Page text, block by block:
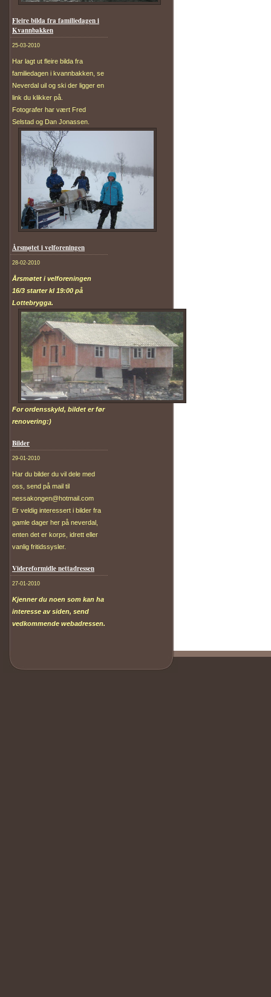
Fleire bilda fra familiedagen i
Kvannbakken
25-03-2010
Har lagt ut fleire bilda fra
familiedagen i kvannbakken, se
Neverdal uil og ski der ligger en
link du klikker på.
Fotografer har vært Fred
Selstad og Dan Jonassen.
Årsmøtet i velforeningen
28-02-2010
Årsmøtet i velforeningen
16/3 starter kl 19:00 på
Lottebrygga.
For ordensskyld, bildet er før
renovering:)
Bilder
29-01-2010
Har du bilder du vil dele med
oss, send på mail til
nessakongen@hotmail.com
Er veldig interessert i bilder fra
gamle dager her på neverdal,
enten det er korps, idrett eller
vanlig fritidssysler.
Videreformidle nettadressen
27-01-2010
Kjenner du noen som kan ha
interesse av siden, send
vedkommende webadressen.